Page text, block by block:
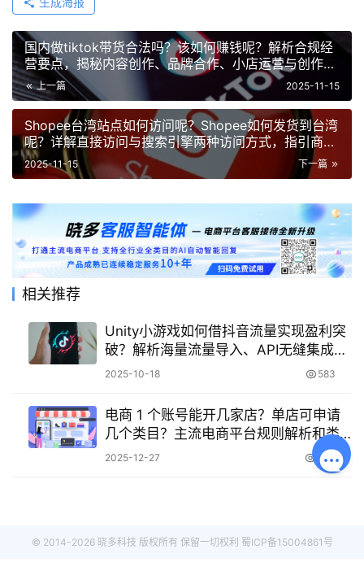
国内做tiktok带货合法吗？该如何赚钱呢？解析合规经
营要点，揭秘内容创作、品牌合作、小店运营与创作者
基金四大盈利路径！
上一篇 2025-11-15
Shopee台湾站点如何访问呢？Shopee如何发货到台湾
呢？详解直接访问与搜索引擎两种访问方式，指引商品
确认、快递选择、信息填写与物流跟踪全流程!
下一篇
2025-11-15
相关推荐
Unity小游戏如何借抖音流量实现盈利突
破？解析海量流量导入、API无缝集成与
收益优化三大核心策略，助力开发者抢
2025-10-18 583
电商 1 个账号能开几家店？单店可申请
几个类目？主流电商平台规则解析和类
目实战建议！
2025-12-27 1.2K
© 2014-2026 晓多科技 版权所有 保留一切权利 蜀ICP备15004861号